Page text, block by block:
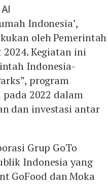
Indonesia’,
oleh Pemerintah
Kegiatan ini
Indonesia-
program
2022 dalam
dan investasi antar
Grup GoTo
Indonesia yang
GoFood dan Moka